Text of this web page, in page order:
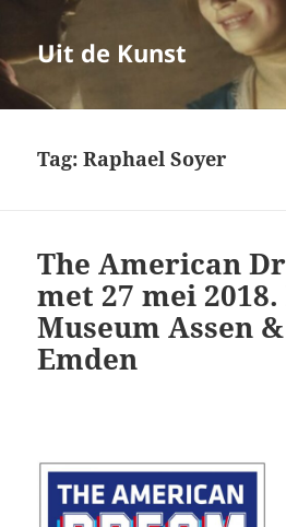
Uit de Kunst
Tag:Raphael Soyer
The American
met 27 mei
Museum Assen
Emden